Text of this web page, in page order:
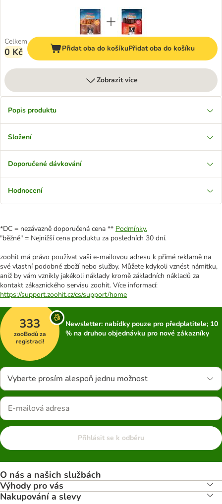
Celkem
0 Kč Přidat oba do košíkuPřidat oba do košíku
Zobrazit více
Popis produktu
Složení
Doporučené dávkování
Hodnocení
*DC = nezávazně doporučená cena ** Podmínky.
"běžně" = Nejnižší cena produktu za posledních 30 dní.
zoohit má právo používat vaši e-mailovou adresu k přímé reklamě na
své vlastní podobné zboží nebo služby. Můžete kdykoli vznést námitku,
aniž by vám vznikly jakékoli náklady kromě základních nákladů za
kontakt zákaznického servisu zoohit. Více informací:
https://support.zoohit.cz/cs/support/home
333
zooBodů za
registraci!
Newsletter: nabídky pouze pro předplatitele; 10
% na druhou objednávku pro nové zákazníky
Vyberte prosím alespoň jednu možnost
Přihlásit se k odběru
O nás a našich službách
Výhody pro vás
Nakupování a slevy